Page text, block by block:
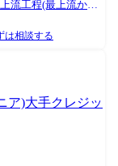
流工程(最上流から
ム開発全般を幅広
指せます! ・ご経験
ャリアアップが可能
が多数 ◎オープン
は相談する
ア)大手クレジッ